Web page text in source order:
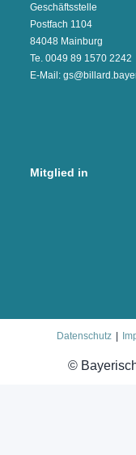
Geschäftsstelle
Postfach 1104
84048 Mainburg
Te. 0049 89 1570 2242
E-Mail:
Mitglied in
Datenschutz
©